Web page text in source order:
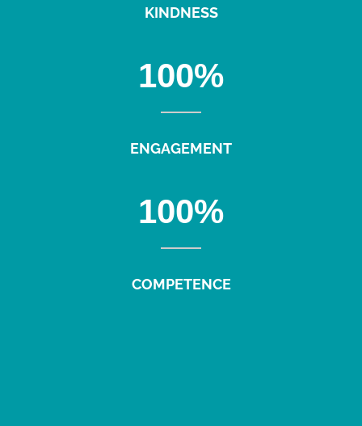
KINDNESS
100%
ENGAGEMENT
100%
COMPETENCE